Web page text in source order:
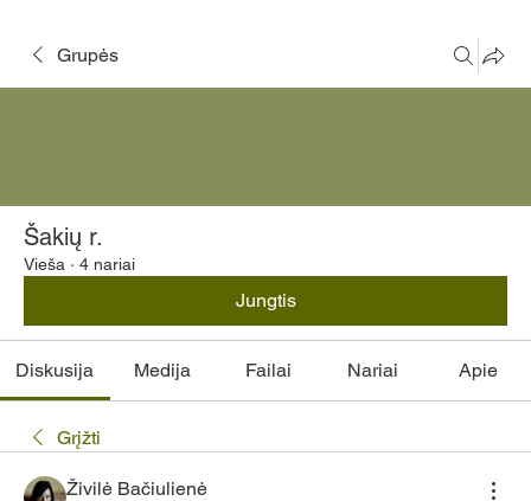
Grupės
Šakių r.
Vieša · 4 nariai
Jungtis
Diskusija Medija Failai Nariai Apie
Grįžti
Živilė Bačiulienė